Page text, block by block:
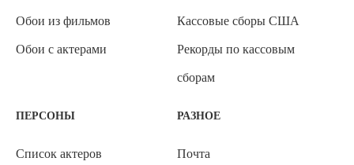
Обои из фильмов
Обои с актерами
Кассовые сборы США
Рекорды по кассовым
сборам
ПЕРСОНЫ
Список актеров
РАЗНОЕ
Почта